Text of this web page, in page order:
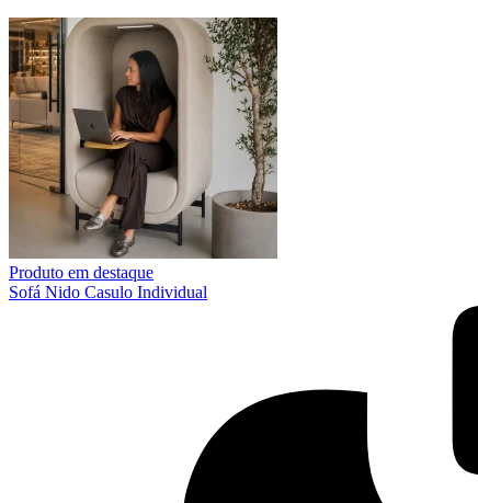
Produto em destaque
Sofá Nido Casulo Individual